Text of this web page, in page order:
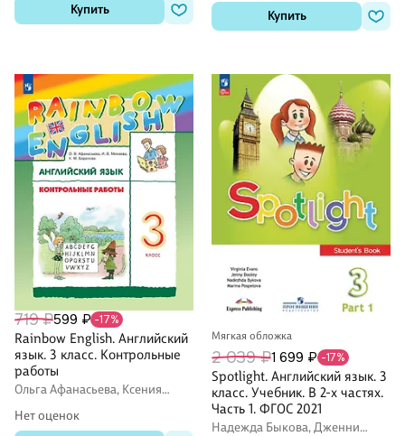
Купить
Купить
719 ₽599 ₽ -17%
Rainbow English. Английский
язык. 3 класс. Контрольные
работы
Ольга Афанасьева, Ксения
Нет оценок
Мягкая обложка
2 039 ₽1 699 ₽ -17%
Spotlight. Английский язык. 3
класс. Учебник. В 2-х частях.
Часть 1. ФГОС 2021
Надежда Быкова, Дженни